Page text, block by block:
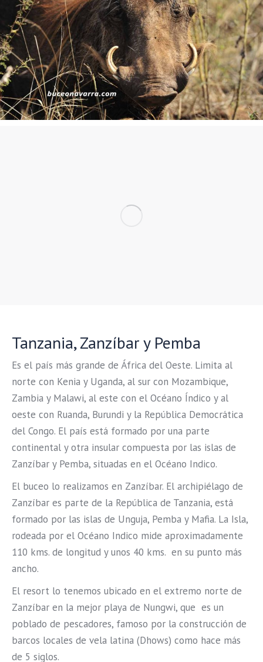
Tanzania, Zanzíbar y Pemba
Es el país más grande de África del Oeste. Limita al
norte con Kenia y Uganda, al sur con Mozambique,
Zambia y Malawi, al este con el Océano Índico y al
oeste con Ruanda, Burundi y la República Democrática
del Congo. El país está formado por una parte
continental y otra insular compuesta por las islas de
Zanzíbar y Pemba, situadas en el Océano Indico.
El buceo lo realizamos en Zanzíbar. El archipiélago de
Zanzíbar es parte de la República de Tanzania, está
formado por las islas de Unguja, Pemba y Mafia. La Isla,
rodeada por el Océano Indico mide aproximadamente
110 kms. de longitud y unos 40 kms. en su punto más
ancho.
El resort lo tenemos ubicado en el extremo norte de
Zanzíbar en la mejor playa de Nungwi, que es un
poblado de pescadores, famoso por la construcción de
barcos locales de vela latina (Dhows) como hace más
de 5 siglos.